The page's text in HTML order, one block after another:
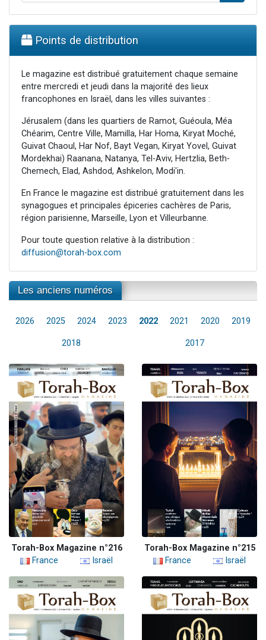
Points de distribution
Le magazine est distribué gratuitement chaque semaine
entre mercredi et jeudi dans la majorité des lieux
francophones en Israël, dans les villes suivantes :
Jérusalem (dans les quartiers de Ramot, Guéoula, Méa
Chéarim, Centre Ville, Mamilla, Har Homa, Kiryat Moché,
Guivat Chaoul, Har Nof, Bayt Vegan, Kiryat Yovel, Guivat
Mordekhai) Raanana, Natanya, Tel-Aviv, Hertzlia, Beth-
Chemech, Elad, Ashdod, Ashkelon, Modi'in.
En France le magazine est distribué gratuitement dans les
synagogues et principales épiceries cachères de Paris,
région parisienne, Marseille, Lyon et Villeurbanne.
Pour toute question relative à la distribution :
diffusion@torah-box.com
Les anciens numéros
2026 2025 2024 2023 2022 2021 2020 2019
2018 2017
Torah-Box Magazine n°216
France
Israël
Torah-Box Magazine n°215
France
Israël